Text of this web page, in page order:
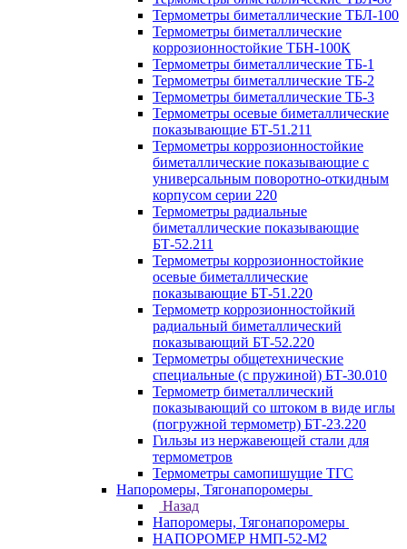
Термометры биметаллические ТБЛ-100
Термометры биметаллические
коррозионностойкие ТБН-100К
Термометры биметаллические ТБ-1
Термометры биметаллические ТБ-2
Термометры биметаллические ТБ-3
Термометры осевые биметаллические
показывающие БТ-51.211
Термометры коррозионностойкие
биметаллические показывающие с
универсальным поворотно-откидным
корпусом серии 220
Термометры радиальные
биметаллические показывающие
БТ-52.211
Термометры коррозионностойкие
осевые биметаллические
показывающие БТ-51.220
Термометр коррозионностойкий
радиальный биметаллический
показывающий БТ-52.220
Термометры общетехнические
специальные (с пружиной) БТ-30.010
Термометр биметаллический
показывающий со штоком в виде иглы
(погружной термометр) БТ-23.220
Гильзы из нержавеющей стали для
термометров
Термометры самопишущие ТГС
Напоромеры, Тягонапоромеры
Назад
Напоромеры, Тягонапоромеры
НАПОРОМЕР НМП-52-М2